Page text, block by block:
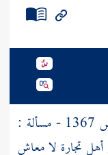
:
أهل تجارة لا معاش